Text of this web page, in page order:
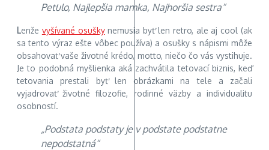
Peťulo, Najlepšia mamka, Najhoršia sestra“
Lenže vyšívané osuškynemusia byť len retro, ale aj cool (ak
sa tento výraz ešte vôbec používa) a osušky s nápismi môže
obsahovať vaše životné krédo, motto, niečo čo vás vystihuje.
Je to podobná myšlienka aká zachvátila tetovací biznis, keď
tetovania prestali byť len obrázkami na tele a začali
vyjadrovať životné filozofie, rodinné väzby a individualitu
osobností.
„Podstata podstaty je v podstate podstatne
nepodstatná“